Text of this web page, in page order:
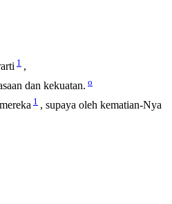
1 ,
dan kekuatan. o
1 , supaya oleh kematian-Nya